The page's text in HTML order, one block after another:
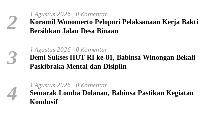
2 1 Agustus 2026 0 Komentar
Koramil Wonomerto Pelopori Pelaksanaan Kerja Bakti
Bersihkan Jalan Desa Binaan
3 1 Agustus 2026 0 Komentar
Demi Sukses HUT RI ke-81, Babinsa Winongan Bekali
Paskibraka Mental dan Disiplin
4 1 Agustus 2026 0 Komentar
Semarak Lomba Dolanan, Babinsa Pastikan Kegiatan
Kondusif